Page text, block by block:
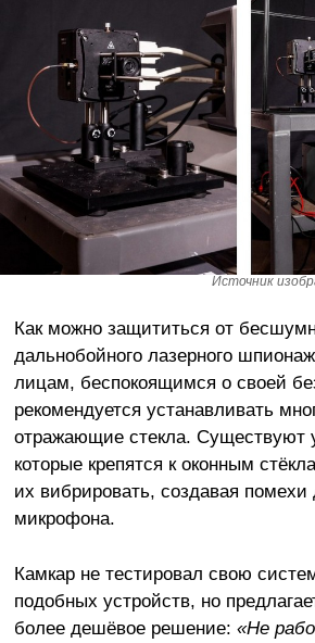
Источник
Как можно защититься от
дальнобойного лазерного
лицам, беспокоящимся о своей
рекомендуется устанавливать
отражающие стекла. Существуют
которые крепятся к оконным
их вибрировать, создавая помехи
микрофона.
Камкар не тестировал свою
подобных устройств, но
более дешёвое решение: «Не